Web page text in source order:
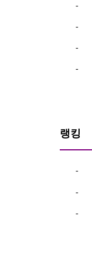
-
-
-
-
랭킹
-
-
-